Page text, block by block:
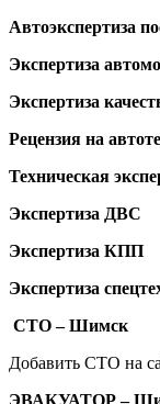
Автоэкспертиза
Экспертиза
Экспертиза
Рецензия на
Техническая
Экспертиза ДВС
Экспертиза КПП
Экспертиза
СТО – Шимск
Добавить СТО на
ЭВАКУАТОР –